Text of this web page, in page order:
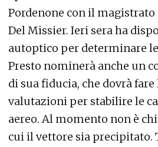
Pordenone con il
Del Missier. Ieri sera ha
autoptico per determinare le
Presto nominerà anche un
di sua fiducia, che dovrà
valutazioni per stabilire le
aereo. Al momento non è
cui il vettore sia precipitato.